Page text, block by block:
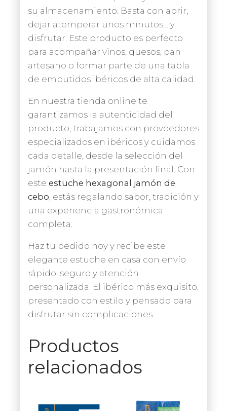
su almacenamiento. Basta con abrir,
dejar atemperar unos minutos… y
disfrutar. Este producto es perfecto
para acompañar vinos, quesos, pan
artesano o formar parte de una tabla
de embutidos ibéricos de alta calidad.
En nuestra tienda online te
garantizamos la autenticidad del
producto, trabajamos con proveedores
especializados en ibéricos y cuidamos
cada detalle, desde la selección del
jamón hasta la presentación final. Con
este estuche hexagonal jamón de
cebo , estás regalando sabor, tradición y
una experiencia gastronómica
completa.
Haz tu pedido hoy y recibe este
elegante estuche en casa con envío
rápido, seguro y atención
personalizada. El ibérico más exquisito,
presentado con estilo y pensado para
disfrutar sin complicaciones.
Productos
relacionados